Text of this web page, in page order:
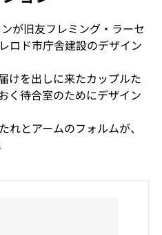
が旧友フレミング・ラーセ
ロド市庁舎建設のデザイン
けを出しに来たカップルた
く待合室のためにデザイン
とアームのフォルムが、